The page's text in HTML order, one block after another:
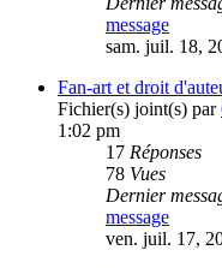
message
sam. juil. 18,
Fan-art et droit
Fichier(s) joint(s) par
1:02 pm
17 Réponses
78 Vues
Dernier
message
ven. juil. 17,